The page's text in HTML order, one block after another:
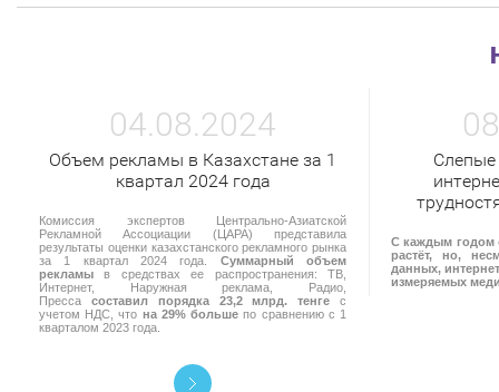
04.08.2024
Объем рекламы в Казахстане за 1
квартал 2024 года
Комиссия экспертов Центрально-Азиатской
Рекламной Ассоциации (ЦАРА) представила
результаты оценки казахстанского рекламного рынка
за 1 квартал 2024 года. Суммарный объем
рекламы в средствах ее распространения: ТВ,
Интернет, Наружная реклама, Радио,
Пресса составил порядка 23,2 млрд. тенге с
учетом НДС, что на 29% больше по сравнению с 1
кварталом 2023 года.
С каждым годом
растёт, но,
данных,
измеряемых